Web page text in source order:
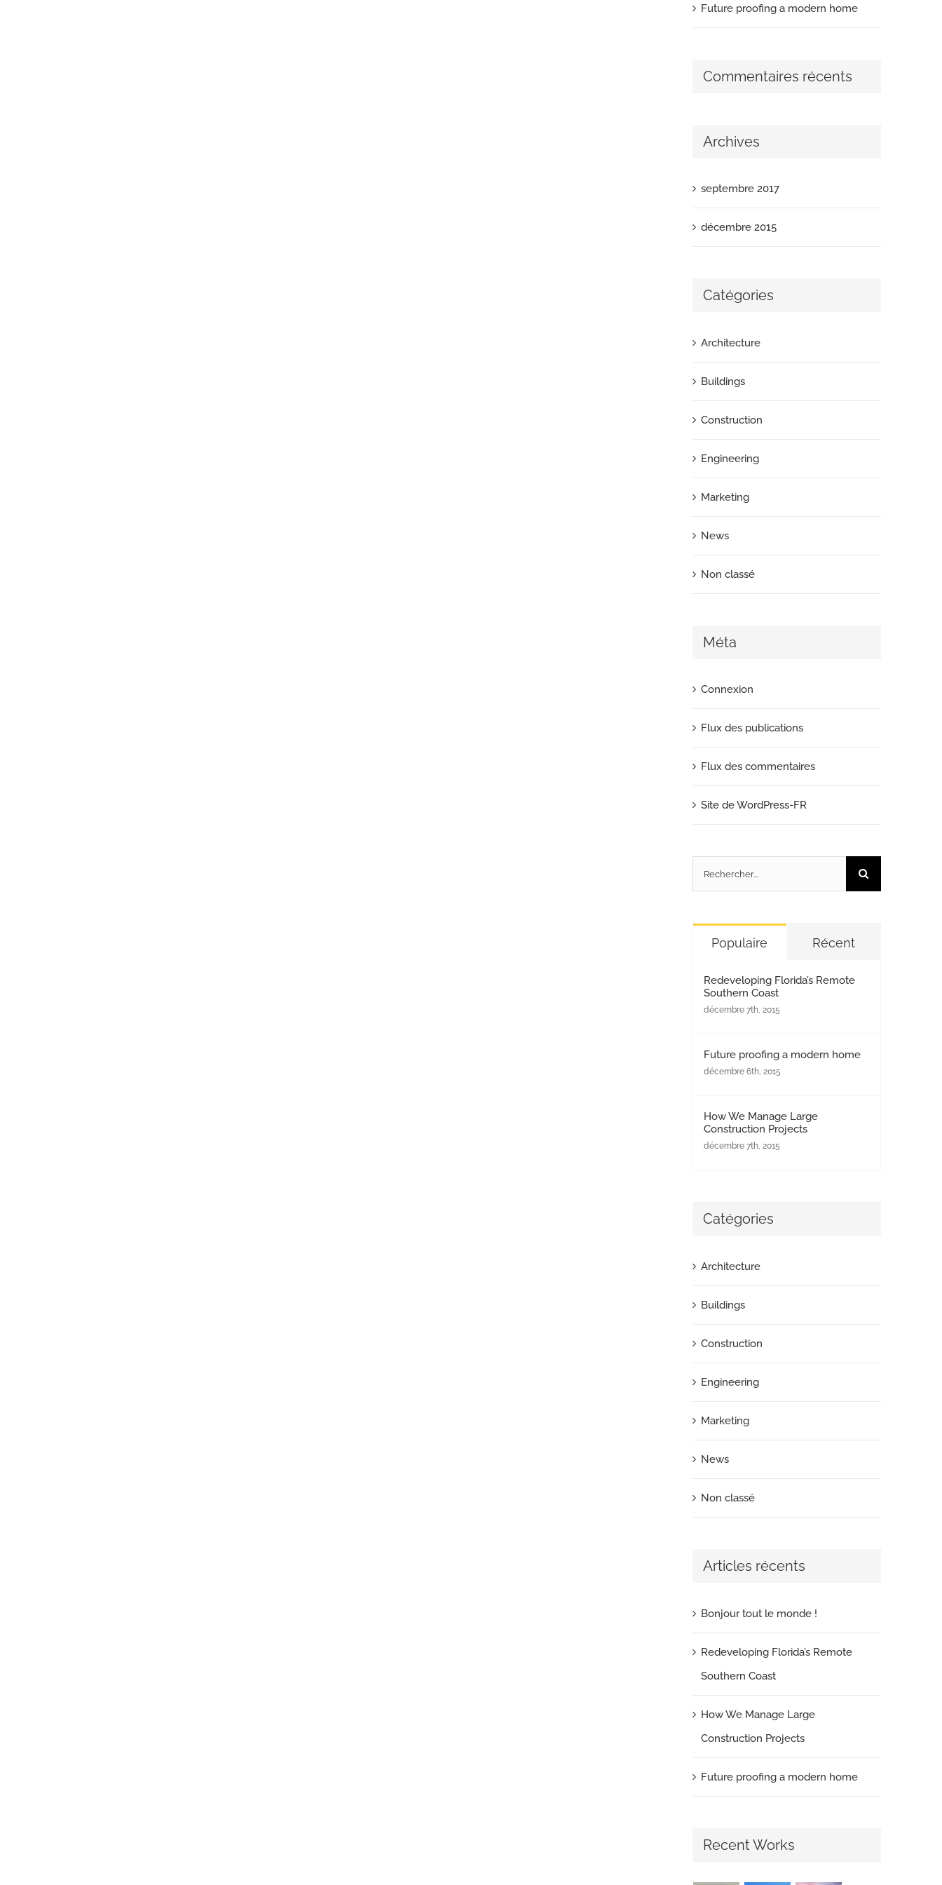
Future proofing a modern home
Commentaires récents
Archives
septembre 2017
décembre 2015
Catégories
Architecture
Buildings
Construction
Engineering
Marketing
News
Non classé
Méta
Connexion
Flux des publications
Flux des commentaires
Site de WordPress-FR
Rechercher:
Populaire Récent
Redeveloping Florida’s Remote
Southern Coast
décembre 7th, 2015
Future proofing a modern home
décembre 6th, 2015
How We Manage Large
Construction Projects
décembre 7th, 2015
Catégories
Architecture
Buildings
Construction
Engineering
Marketing
News
Non classé
Articles récents
Bonjour tout le monde !
Redeveloping Florida’s Remote
Southern Coast
How We Manage Large
Construction Projects
Future proofing a modern home
Recent Works